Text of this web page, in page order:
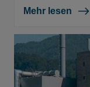
Mehr lesen